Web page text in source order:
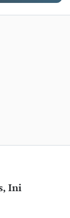
Ini